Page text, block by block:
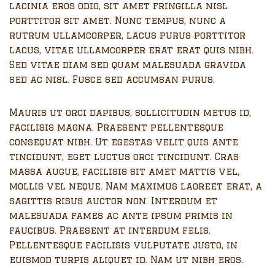
lacinia eros odio, sit amet fringilla nisl
porttitor sit amet. Nunc tempus, nunc a
rutrum ullamcorper, lacus purus porttitor
lacus, vitae ullamcorper erat erat quis nibh.
Sed vitae diam sed quam malesuada gravida
sed ac nisl. Fusce sed accumsan purus.
Mauris ut orci dapibus, sollicitudin metus id,
facilisis magna. Praesent pellentesque
consequat nibh. Ut egestas velit quis ante
tincidunt, eget luctus orci tincidunt. Cras
massa augue, facilisis sit amet mattis vel,
mollis vel neque. Nam maximus laoreet erat, a
sagittis risus auctor non. Interdum et
malesuada fames ac ante ipsum primis in
faucibus. Praesent at interdum felis.
Pellentesque facilisis vulputate justo, in
euismod turpis aliquet id. Nam ut nibh eros.